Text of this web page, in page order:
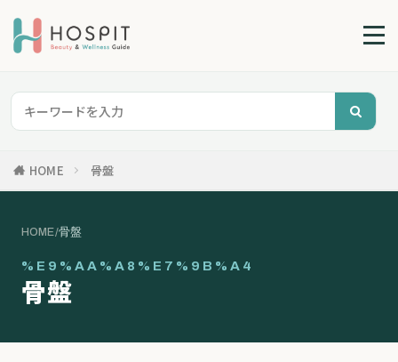
HOME 骨盤
HOME/骨盤
%E9%AA%A8%E7%9B%A4
骨盤